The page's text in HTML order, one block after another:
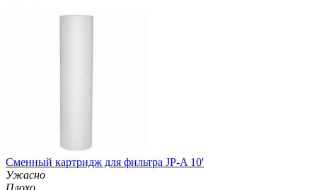
Сменный картридж для фильтра JP-A 10'
Ужасно
Плохо